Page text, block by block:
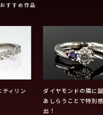
すすめ作品
ティリン
ダイヤモンドの隣に
あしらうことで特別
出！